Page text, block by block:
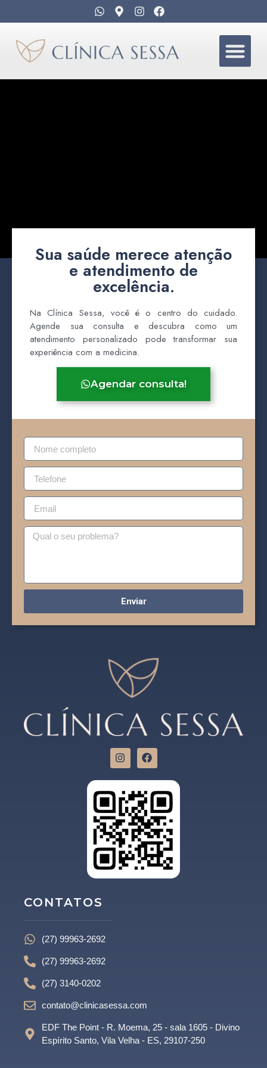
Sua saúde merece atenção
e atendimento de
excelência.
Na Clínica Sessa, você é o centro do cuidado.
Agende sua consulta e descubra como um
atendimento personalizado pode transformar sua
experiência com a medicina.
Agendar consulta!
Enviar
CONTATOS
(27) 99963-2692
(27) 99963-2692
(27) 3140-0202
contato@clinicasessa.com
EDF The Point - R. Moema, 25 - sala 1605 - Divino
Espírito Santo, Vila Velha - ES, 29107-250